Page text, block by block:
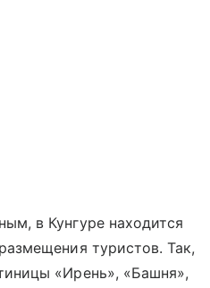
в Кунгуре находится
туристов. Так,
«Ирень», «Башня»,